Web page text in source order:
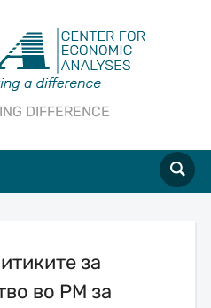
DIFFERENCE
за
во РМ за